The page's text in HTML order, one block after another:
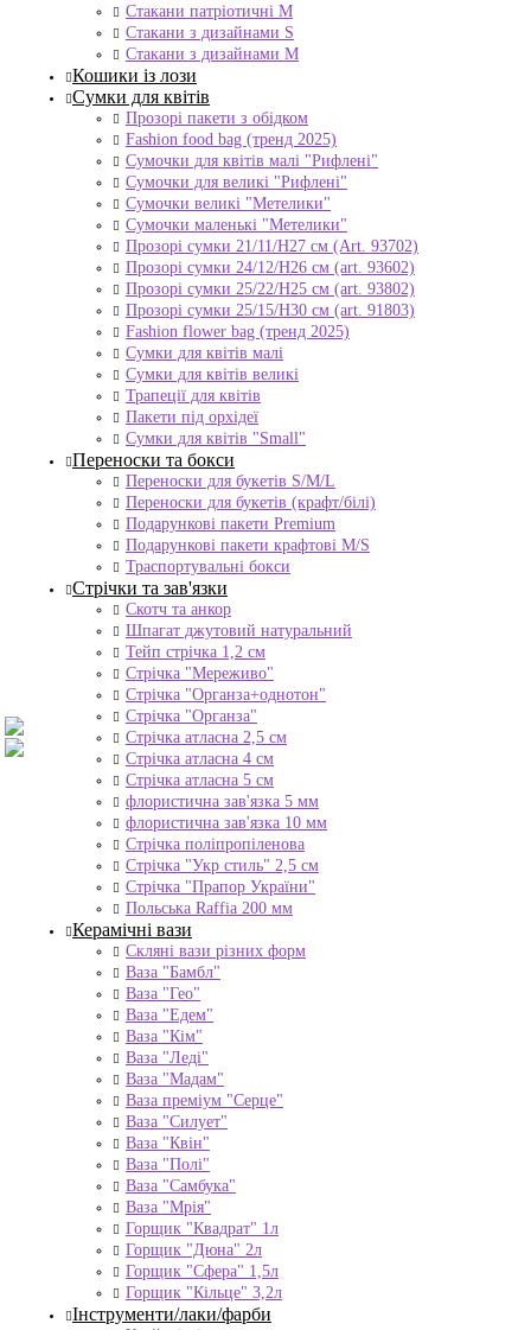
Стакани патріотичні М
Стакани з дизайнами S
Стакани з дизайнами М
Кошики із лози
Сумки для квітів
Прозорі пакети з обідком
Fashion food bag (тренд 2025)
Сумочки для квітів малі "Рифлені"
Сумочки для великі "Рифлені"
Сумочки великі "Метелики"
Сумочки маленькі "Метелики"
Прозорі сумки 21/11/H27 см (Art. 93702)
Прозорі сумки 24/12/Н26 см (art. 93602)
Прозорі сумки 25/22/Н25 см (art. 93802)
Прозорі сумки 25/15/Н30 см (art. 91803)
Fashion flower bag (тренд 2025)
Сумки для квітів малі
Сумки для квітів великі
Трапеції для квітів
Пакети під орхідеї
Сумки для квітів "Small"
Переноски та бокси
Переноски для букетів S/M/L
Переноски для букетів (крафт/білі)
Подарункові пакети Premium
Подарункові пакети крафтові M/S
Траспортувальні бокси
Стрічки та зав'язки
Скотч та анкор
Шпагат джутовий натуральний
Тейп стрічка 1,2 см
Стрічка "Мереживо"
Стрічка "Органза+однотон"
Стрічка "Органза"
Стрічка атласна 2,5 см
Стрічка атласна 4 см
Стрічка атласна 5 см
флористична зав'язка 5 мм
флористична зав'язка 10 мм
Стрічка поліпропіленова
Стрічка "Укр стиль" 2,5 см
Стрічка "Прапор України"
Польська Raffia 200 мм
Керамічні вази
Скляні вази різних форм
Ваза "Бамбл"
Ваза "Гео"
Ваза "Едем"
Ваза "Кім"
Ваза "Леді"
Ваза "Мадам"
Ваза преміум "Серце"
Ваза "Силует"
Ваза "Квін"
Ваза "Полі"
Ваза "Самбука"
Ваза "Мрія"
Горщик "Квадрат" 1л
Горщик "Дюна" 2л
Горщик "Сфера" 1,5л
Горщик "Кільце" 3,2л
Інструменти/лаки/фарби